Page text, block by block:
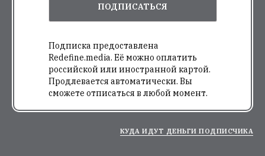
ПОДПИСАТЬСЯ
Подписка предоставлена
Redefine.media. Её можно оплатить
российской или иностранной картой.
Продлевается автоматически. Вы
сможете отписаться в любой момент.
КУДА ИДУТ ДЕНЬГИ ПОДПИСЧИКА